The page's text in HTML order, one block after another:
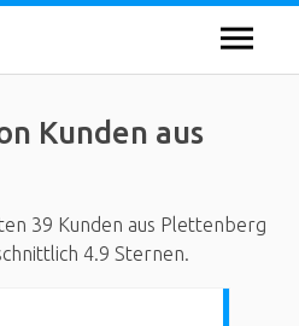
Kunden aus
39 Kunden aus Plettenberg
4.9 Sternen.